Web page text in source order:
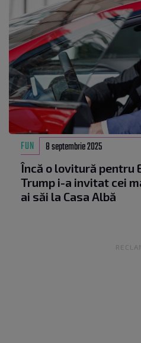
FUN 8 septembrie 2025
Încă o lovitură pentru
Trump i-a invitat cei
ai săi la Casa Albă